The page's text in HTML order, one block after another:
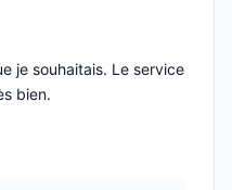
je souhaitais. Le service
bien.